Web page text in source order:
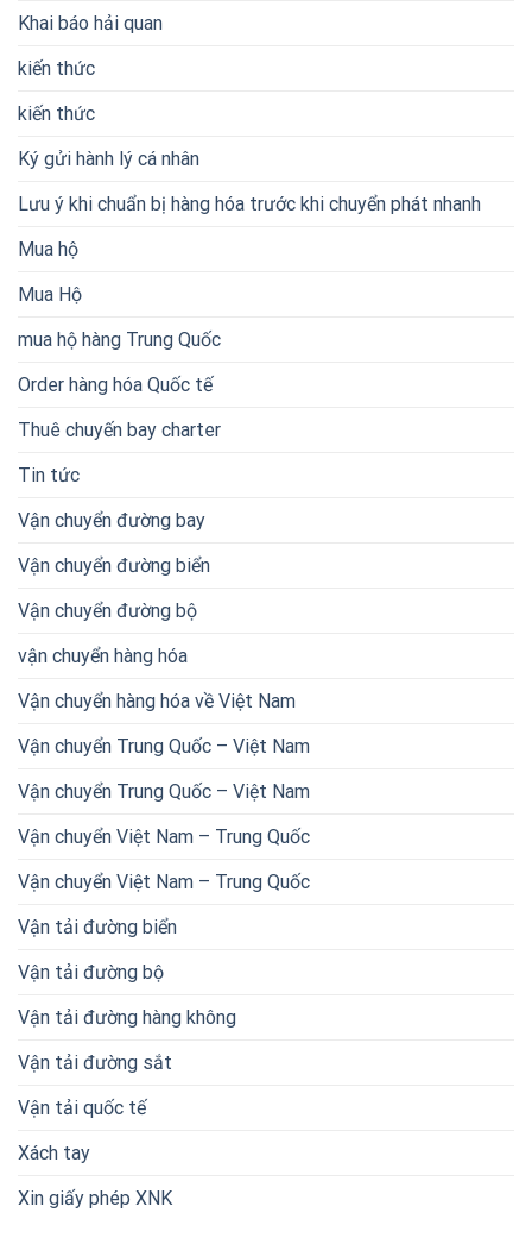
Khai báo hải quan
kiến thức
kiến thức
Ký gửi hành lý cá nhân
Lưu ý khi chuẩn bị hàng hóa trước khi chuyển phát nhanh
Mua hộ
Mua Hộ
mua hộ hàng Trung Quốc
Order hàng hóa Quốc tế
Thuê chuyến bay charter
Tin tức
Vận chuyển đường bay
Vận chuyển đường biển
Vận chuyển đường bộ
vận chuyển hàng hóa
Vận chuyển hàng hóa về Việt Nam
Vận chuyển Trung Quốc – Việt Nam
Vận chuyển Trung Quốc – Việt Nam
Vận chuyển Việt Nam – Trung Quốc
Vận chuyển Việt Nam – Trung Quốc
Vận tải đường biển
Vận tải đường bộ
Vận tải đường hàng không
Vận tải đường sắt
Vận tải quốc tế
Xách tay
Xin giấy phép XNK